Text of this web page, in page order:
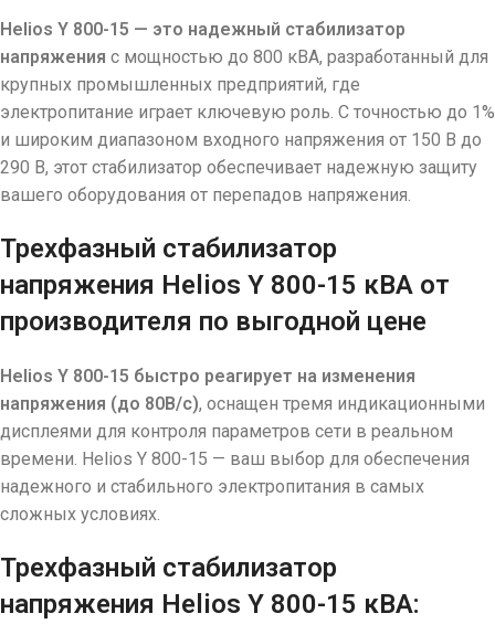
Helios Y 800-15 — это надежный стабилизатор
напряжения с мощностью до 800 кВА, разработанный для
крупных промышленных предприятий, где
электропитание играет ключевую роль. С точностью до 1%
и широким диапазоном входного напряжения от 150 В до
290 В, этот стабилизатор обеспечивает надежную защиту
вашего оборудования от перепадов напряжения.
Трехфазный стабилизатор
напряжения Helios Y 800-15 кВА от
производителя по выгодной цене
Helios Y 800-15 быстро реагирует на изменения
напряжения (до 80В/с), оснащен тремя индикационными
дисплеями для контроля параметров сети в реальном
времени. Helios Y 800-15 — ваш выбор для обеспечения
надежного и стабильного электропитания в самых
сложных условиях.
Трехфазный стабилизатор
напряжения Helios Y 800-15 кВА: